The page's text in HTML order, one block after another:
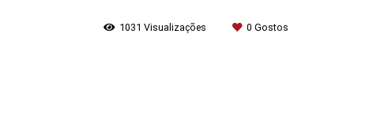
1031 Visualizações 0 Gostos